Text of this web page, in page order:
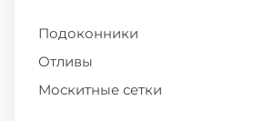
Подоконники
Отливы
Москитные сетки